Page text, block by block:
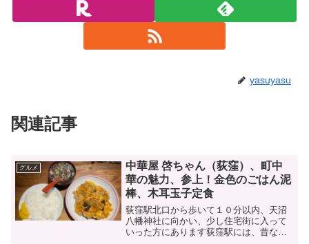
yasuyasu
関連記事
グルメ
中華屋 啓ちゃん（荻窪）、町中
華の魅力、参上！金色のごはん泥
棒、木耳玉子定食
荻窪駅北口から歩いて１０分以内、天沼
八幡神社に向かい、少し住宅街に入って
いった方にあります荻窪駅には、昔なが